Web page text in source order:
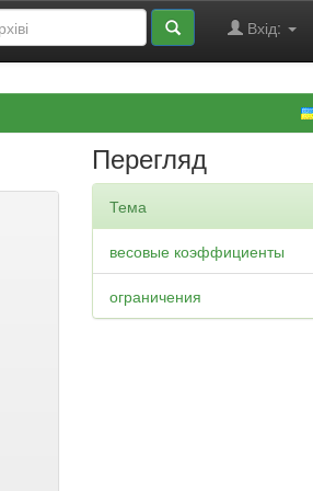
Вхід:
Перегляд
Тема
весовые коэффициенты
ограничения